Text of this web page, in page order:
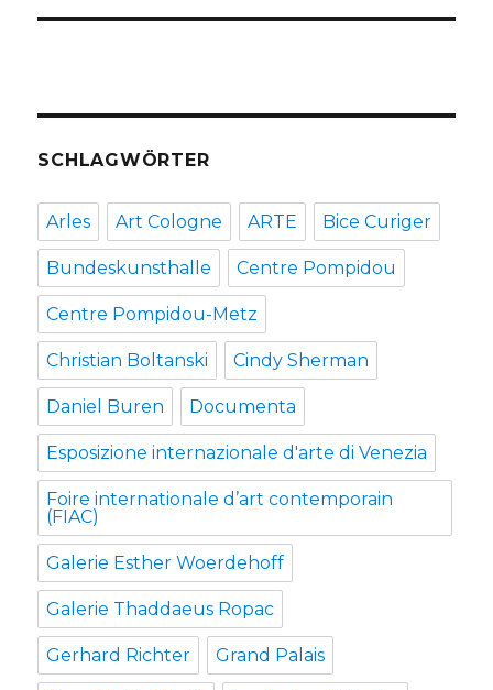
SCHLAGWÖRTER
Arles Art Cologne ARTE Bice Curiger
Bundeskunsthalle Centre Pompidou
Centre Pompidou-Metz
Christian Boltanski Cindy Sherman
Daniel Buren Documenta
Esposizione internazionale d'arte di Venezia
Foire internationale d’art contemporain
(FIAC)
Galerie Esther Woerdehoff
Galerie Thaddaeus Ropac
Gerhard Richter Grand Palais